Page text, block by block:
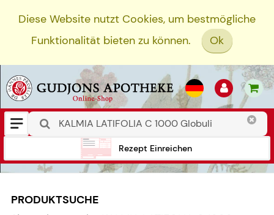
Diese Website nutzt Cookies, um bestmögliche
Funktionalität bieten zu können.
Ok
Rezept Einreichen
PRODUKTSUCHE